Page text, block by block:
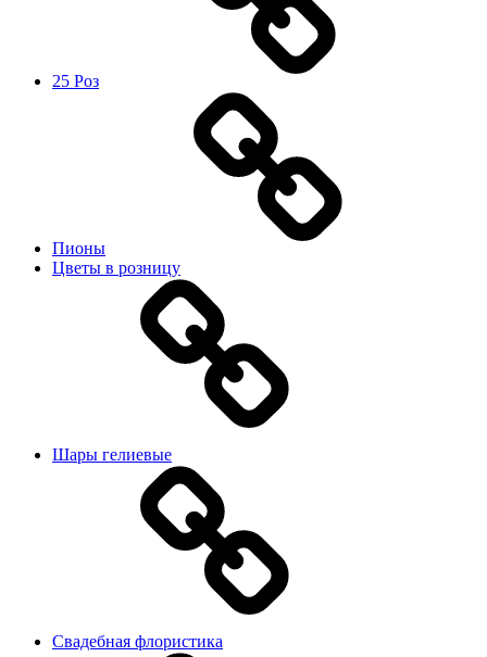
25 Роз
Пионы
Цветы в розницу
Шары гелиевые
Свадебная флористика